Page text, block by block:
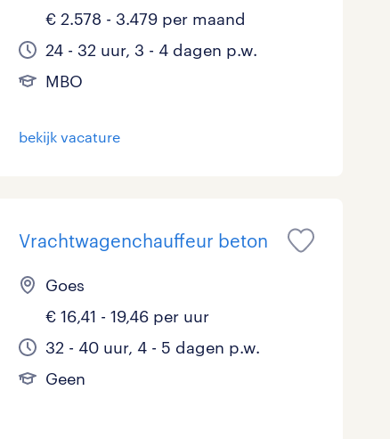
Techniek 12
€ 2.578 - 3.479 per maand
24 - 32 uur, 3 - 4 dagen p.w.
MBO
bekijk vacature
Vrachtwagenchauffeur beton
Goes
€ 16,41 - 19,46 per uur
32 - 40 uur, 4 - 5 dagen p.w.
Geen